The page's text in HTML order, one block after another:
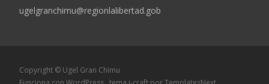
ugelgranchimu@regionlalibertad.gob
Copyright © Ugel Gran Chimu